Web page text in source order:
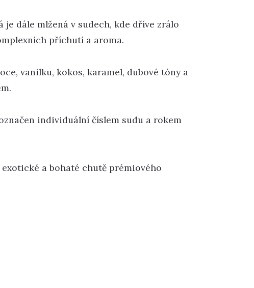
je dále mlžená v sudech, kde dříve zrálo
příchutí a aroma.
vanilku, kokos, karamel, dubové tóny a
individuální číslem sudu a rokem
a bohaté chutě prémiového